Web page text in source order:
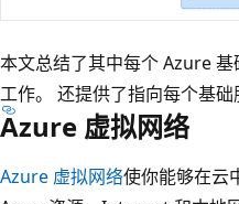
本文总结了其中每个 Azure
工作。 还提供了指向每个基础
Azure 虚拟网络
Azure 虚拟网络使你能够在云